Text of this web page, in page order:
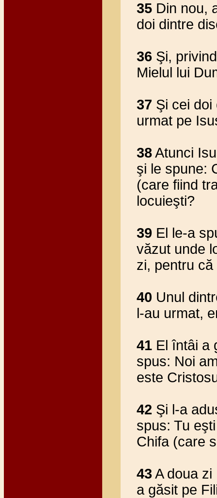
35 Din nou,
doi dintre
36 Şi,
Mielul lui
37 Şi cei doi
urmat pe
38Atunci
şi le spune:
(care fiind
locuieşti?
39 El le-a
văzut unde
zi, pentru
40 Unul
l-au urmat,
41 El întâi a
spus: Noi
este
42 Şi l-a
spus: Tu
Chifa (care
43 A doua
a găsit pe